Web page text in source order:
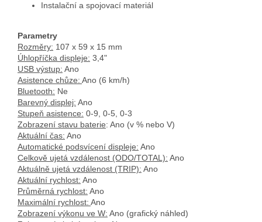
Instalační a spojovací materiál
Parametry
Rozměry: 107 x 59 x 15 mm
Úhlopříčka displeje: 3,4"
USB výstup: Ano
Asistence chůze: Ano (6 km/h)
Bluetooth: Ne
Barevný displej: Ano
Stupeň asistence: 0-9, 0-5, 0-3
Zobrazení stavu baterie: Ano (v % nebo V)
Aktuální čas: Ano
Automatické podsvícení displeje: Ano
Celkově ujetá vzdálenost (ODO/TOTAL): Ano
Aktuálně ujetá vzdálenost (TRIP): Ano
Aktuální rychlost: Ano
Průměrná rychlost: Ano
Maximální rychlost: Ano
Zobrazení výkonu ve W: Ano (grafický náhled)